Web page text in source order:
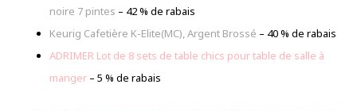
noire 7 pintes – 42 % de rabais
Keurig Cafetière K-Elite(MC), Argent Brossé – 40 % de rabais
ADRIMER Lot de 8 sets de table chics pour table de salle à
manger – 5 % de rabais